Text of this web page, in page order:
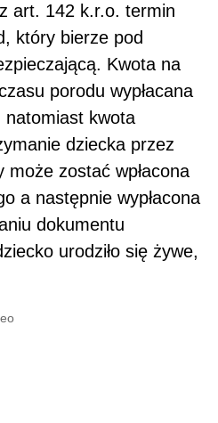
art. 142 k.r.o. termin
który bierze pod
Kwota na
porodu wypłacana
natomiast kwota
dziecka przez
zostać wpłacona
a następnie wypłacona
dokumentu
urodziło się żywe,